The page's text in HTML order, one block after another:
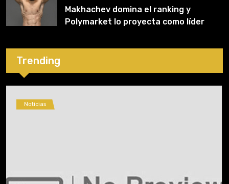
Makhachev domina el ranking y
Polymarket lo proyecta como líder
Trending
Noticias